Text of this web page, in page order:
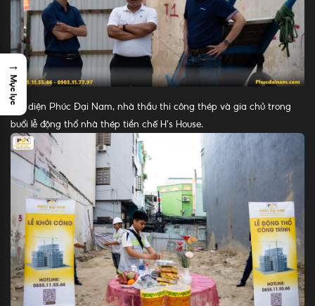
Đại diện Phúc Đại Nam, nhà thầu thi công thép và gia chủ trong
buổi lễ động thổ nhà thép tiền chế H’s House.
→
Mục lục